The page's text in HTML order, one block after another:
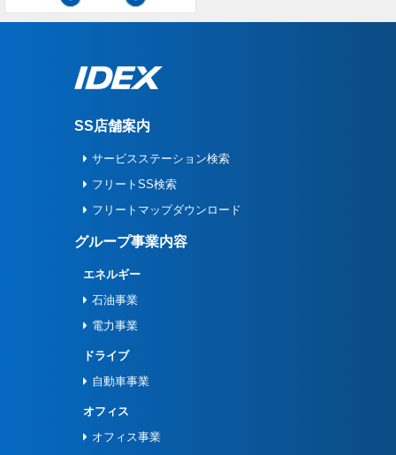
SS店舗案内
サービスステーション検索
フリートSS検索
フリートマップダウンロード
グループ事業内容
エネルギー
石油事業
電力事業
ドライブ
自動車事業
オフィス
オフィス事業